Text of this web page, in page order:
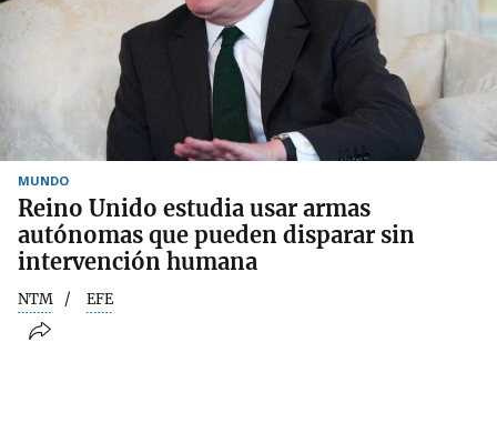
MUNDO
Reino Unido estudia usar armas
autónomas que pueden disparar sin
intervención humana
NTM EFE